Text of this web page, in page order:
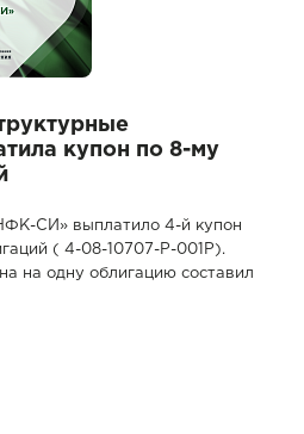
купон по 8-му
СИ» выплатило 4-й купон
( 4-08-10707-P-001P).
на одну облигацию составил